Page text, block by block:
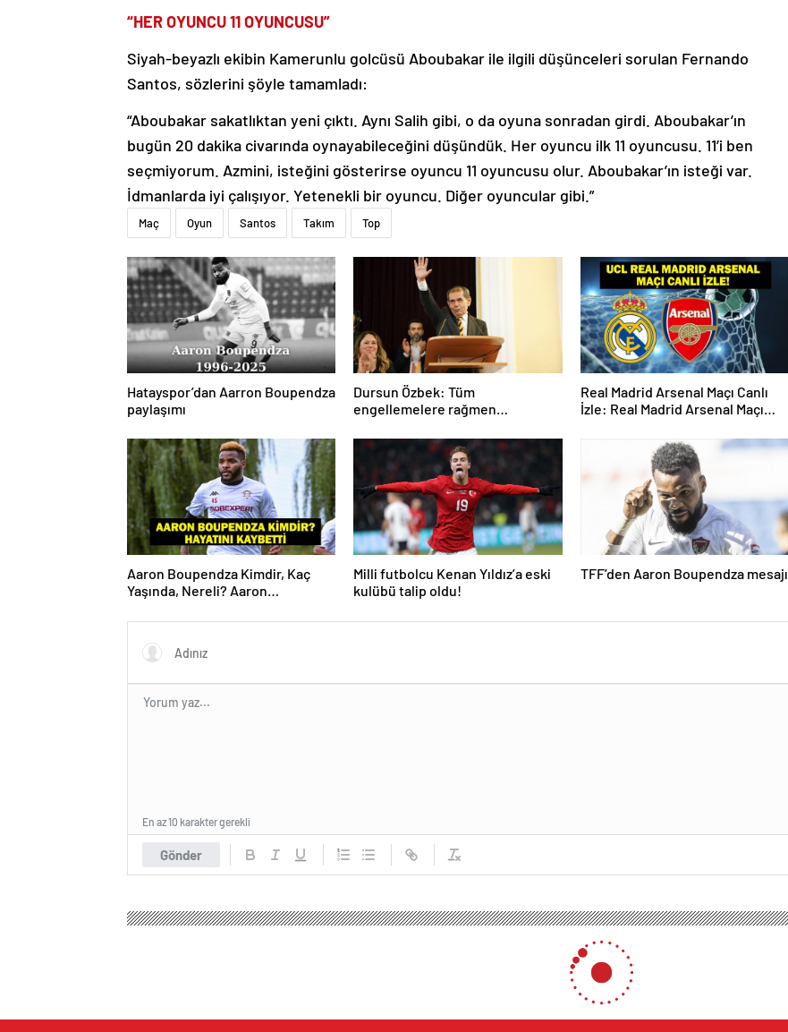
“HER OYUNCU 11 OYUNCUSU”
Siyah-beyazlı ekibin Kamerunlu golcüsü Aboubakar ile ilgili düşünceleri sorulan Fernando
Santos, sözlerini şöyle tamamladı:
“Aboubakar sakatlıktan yeni çıktı. Aynı Salih gibi, o da oyuna sonradan girdi. Aboubakar’ın
bugün 20 dakika civarında oynayabileceğini düşündük. Her oyuncu ilk 11 oyuncusu. 11’i ben
seçmiyorum. Azmini, isteğini gösterirse oyuncu 11 oyuncusu olur. Aboubakar’ın isteği var.
İdmanlarda iyi çalışıyor. Yetenekli bir oyuncu. Diğer oyuncular gibi.”
Maç Oyun Santos Takım Top
Hatayspor’dan Aarron Boupendza
paylaşımı
Dursun Özbek: Tüm
engellemelere rağmen
Real Madrid Arsenal Maçı Canlı
İzle: Real Madrid Arsenal Maçı
Arsenal Maçı Ne Zaman, Saat
Kaçta? İşte Maç Kadrosu
Aaron Boupendza Kimdir, Kaç
Yaşında, Nereli? Aaron
Lig’in eski gol kralı hayatını
Milli futbolcu Kenan Yıldız’a eski
kulübü talip oldu!
TFF’den Aaron Boupendza mesajı
Gönder
En az 10 karakter gerekli
Beşiktaş, Konyaspor’u ikinci yarıda yıktı!